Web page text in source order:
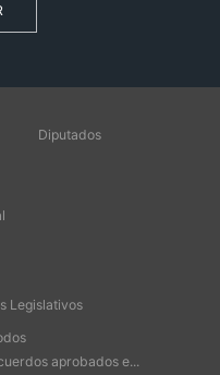
Diputados
Legislativos
aprobados e...